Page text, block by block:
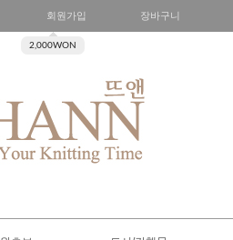
회원가입
2,000WON
장바구니